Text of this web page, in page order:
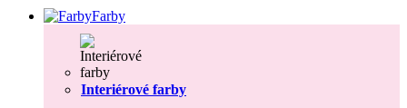
Farby
Interiérové farby